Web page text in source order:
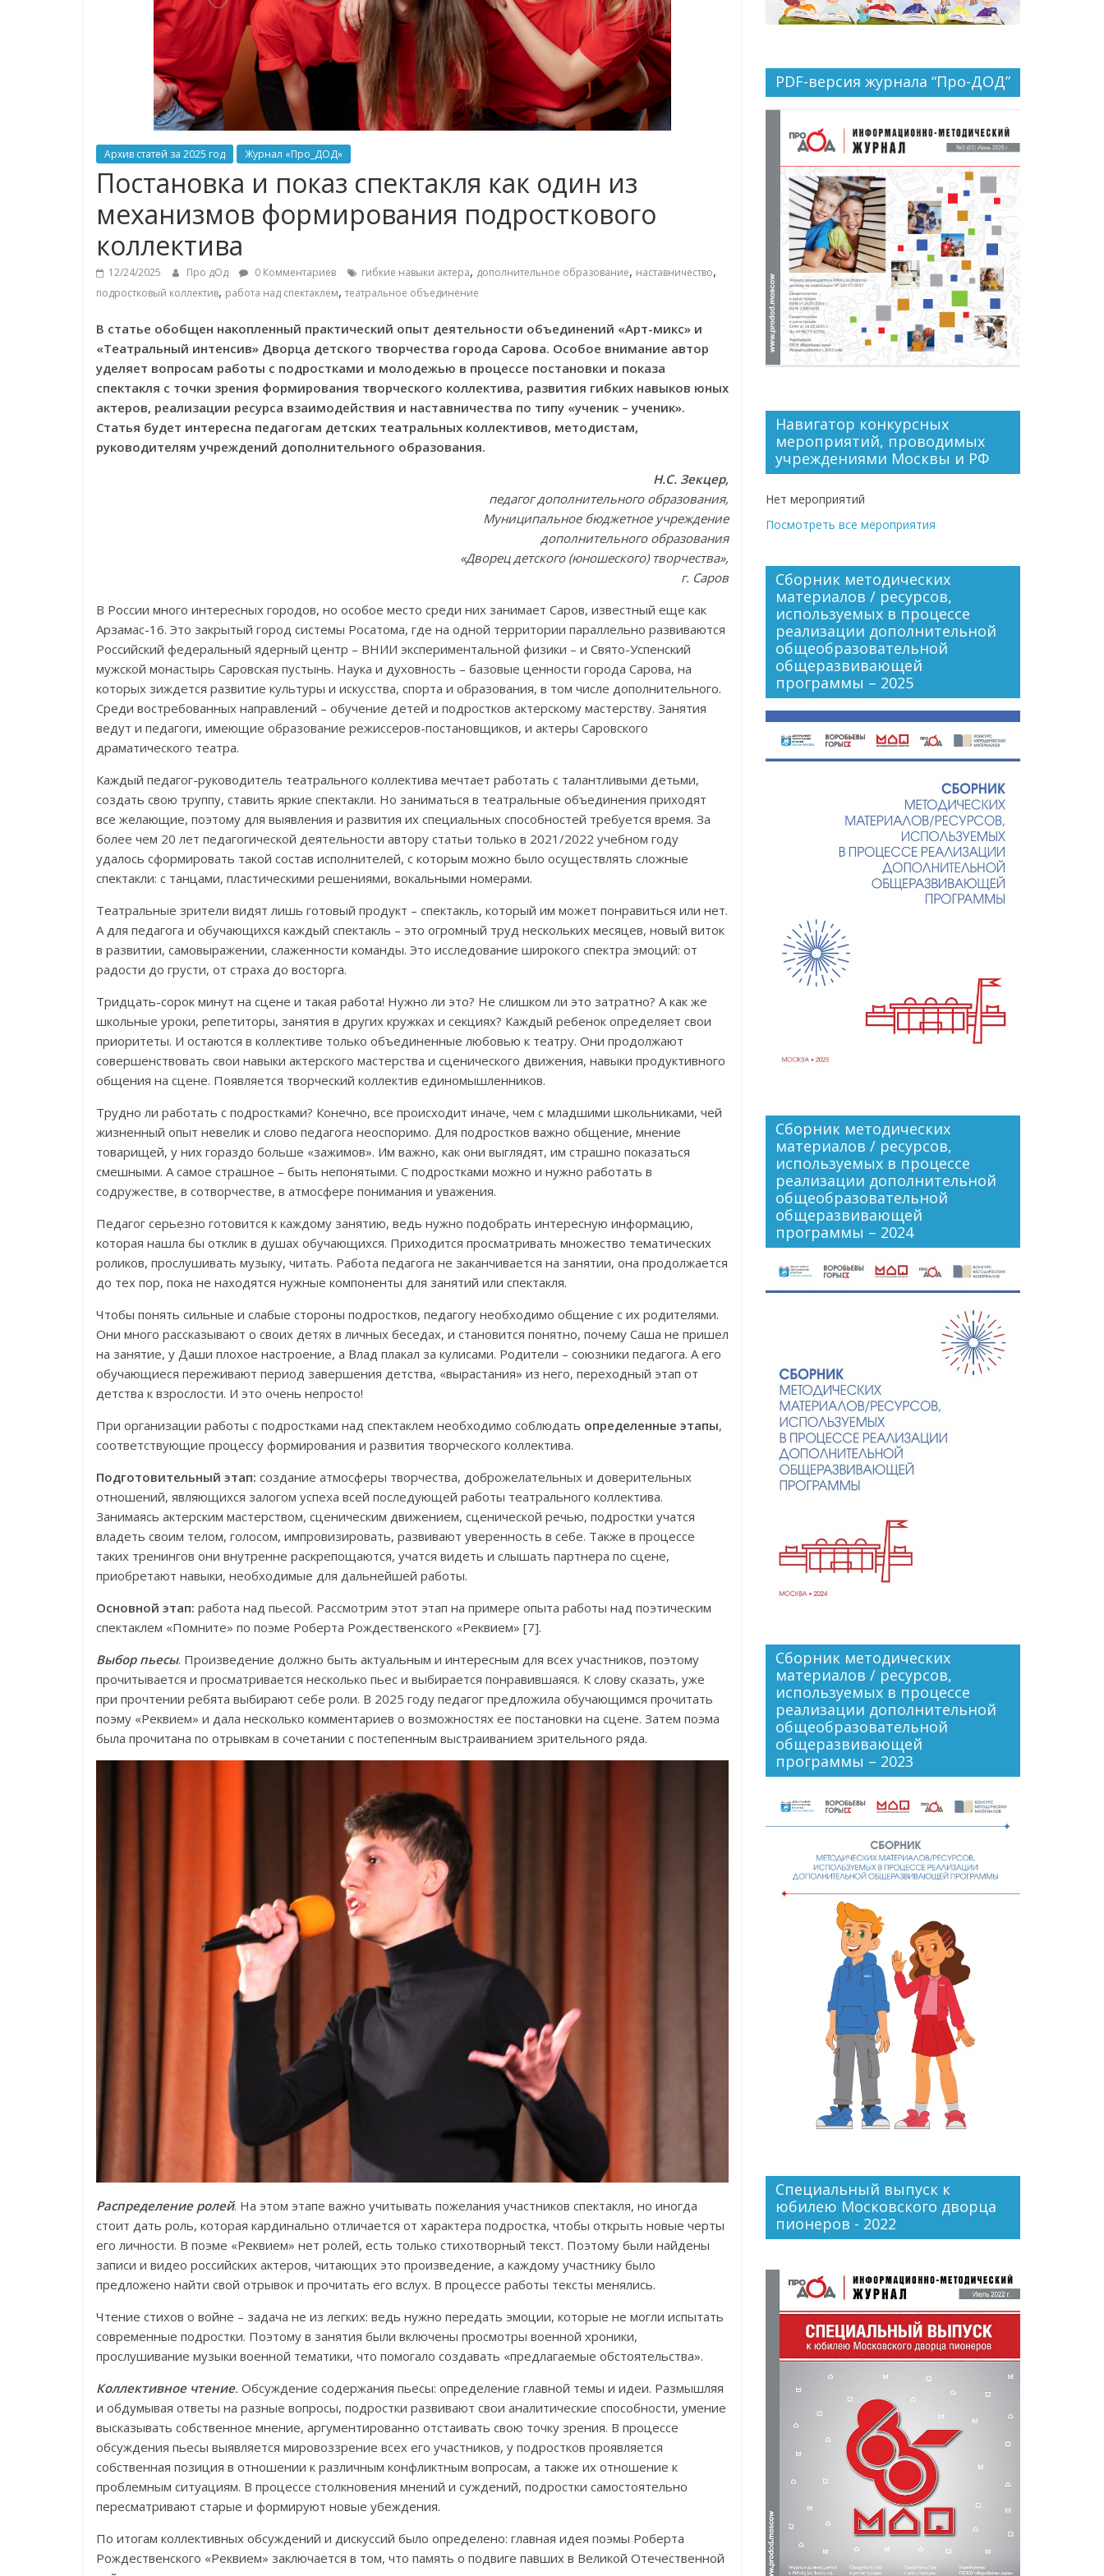
Архив статей за 2025 год Журнал «Про_ДОД»
Постановка и показ спектакля как один из
механизмов формирования подросткового
коллектива
12/24/2025 Про дОд 0 Комментариев гибкие навыки актера, дополнительное образование, наставничество,
подростковый коллектив, работа над спектаклем, театральное объединение
В статье обобщен накопленный практический опыт деятельности объединений «Арт-микс» и
«Театральный интенсив» Дворца детского творчества города Сарова. Особое внимание автор
уделяет вопросам работы с подростками и молодежью в процессе постановки и показа
спектакля с точки зрения формирования творческого коллектива, развития гибких навыков юных
актеров, реализации ресурса взаимодействия и наставничества по типу «ученик – ученик».
Статья будет интересна педагогам детских театральных коллективов, методистам,
руководителям учреждений дополнительного образования.
Н.С. Зекцер,
педагог дополнительного образования,
Муниципальное бюджетное учреждение
дополнительного образования
«Дворец детского (юношеского) творчества»,
г. Саров
В России много интересных городов, но особое место среди них занимает Саров, известный еще как
Арзамас-16. Это закрытый город системы Росатома, где на одной территории параллельно развиваются
Российский федеральный ядерный центр – ВНИИ экспериментальной физики – и Свято-Успенский
мужской монастырь Саровская пустынь. Наука и духовность – базовые ценности города Сарова, на
которых зиждется развитие культуры и искусства, спорта и образования, в том числе дополнительного.
Среди востребованных направлений – обучение детей и подростков актерскому мастерству. Занятия
ведут и педагоги, имеющие образование режиссеров-постановщиков, и актеры Саровского
драматического театра.
Каждый педагог-руководитель театрального коллектива мечтает работать с талантливыми детьми,
создать свою труппу, ставить яркие спектакли. Но заниматься в театральные объединения приходят
все желающие, поэтому для выявления и развития их специальных способностей требуется время. За
более чем 20 лет педагогической деятельности автору статьи только в 2021/2022 учебном году
удалось сформировать такой состав исполнителей, с которым можно было осуществлять сложные
спектакли: с танцами, пластическими решениями, вокальными номерами.
Театральные зрители видят лишь готовый продукт – спектакль, который им может понравиться или нет.
А для педагога и обучающихся каждый спектакль – это огромный труд нескольких месяцев, новый виток
в развитии, самовыражении, слаженности команды. Это исследование широкого спектра эмоций: от
радости до грусти, от страха до восторга.
Тридцать-сорок минут на сцене и такая работа! Нужно ли это? Не слишком ли это затратно? А как же
школьные уроки, репетиторы, занятия в других кружках и секциях? Каждый ребенок определяет свои
приоритеты. И остаются в коллективе только объединенные любовью к театру. Они продолжают
совершенствовать свои навыки актерского мастерства и сценического движения, навыки продуктивного
общения на сцене. Появляется творческий коллектив единомышленников.
Трудно ли работать с подростками? Конечно, все происходит иначе, чем с младшими школьниками, чей
жизненный опыт невелик и слово педагога неоспоримо. Для подростков важно общение, мнение
товарищей, у них гораздо больше «зажимов». Им важно, как они выглядят, им страшно показаться
смешными. А самое страшное – быть непонятыми. С подростками можно и нужно работать в
содружестве, в сотворчестве, в атмосфере понимания и уважения.
Педагог серьезно готовится к каждому занятию, ведь нужно подобрать интересную информацию,
которая нашла бы отклик в душах обучающихся. Приходится просматривать множество тематических
роликов, прослушивать музыку, читать. Работа педагога не заканчивается на занятии, она продолжается
до тех пор, пока не находятся нужные компоненты для занятий или спектакля.
Чтобы понять сильные и слабые стороны подростков, педагогу необходимо общение с их родителями.
Они много рассказывают о своих детях в личных беседах, и становится понятно, почему Саша не пришел
на занятие, у Даши плохое настроение, а Влад плакал за кулисами. Родители – союзники педагога. А его
обучающиеся переживают период завершения детства, «вырастания» из него, переходный этап от
детства к взрослости. И это очень непросто!
При организации работы с подростками над спектаклем необходимо соблюдать определенные этапы,
соответствующие процессу формирования и развития творческого коллектива.
Подготовительный этап: создание атмосферы творчества, доброжелательных и доверительных
отношений, являющихся залогом успеха всей последующей работы театрального коллектива.
Занимаясь актерским мастерством, сценическим движением, сценической речью, подростки учатся
владеть своим телом, голосом, импровизировать, развивают уверенность в себе. Также в процессе
таких тренингов они внутренне раскрепощаются, учатся видеть и слышать партнера по сцене,
приобретают навыки, необходимые для дальнейшей работы.
Основной этап: работа над пьесой. Рассмотрим этот этап на примере опыта работы над поэтическим
спектаклем «Помните» по поэме Роберта Рождественского «Реквием» [7].
Выбор пьесы. Произведение должно быть актуальным и интересным для всех участников, поэтому
прочитывается и просматривается несколько пьес и выбирается понравившаяся. К слову сказать, уже
при прочтении ребята выбирают себе роли. В 2025 году педагог предложила обучающимся прочитать
поэму «Реквием» и дала несколько комментариев о возможностях ее постановки на сцене. Затем поэма
была прочитана по отрывкам в сочетании с постепенным выстраиванием зрительного ряда.
Распределение ролей. На этом этапе важно учитывать пожелания участников спектакля, но иногда
стоит дать роль, которая кардинально отличается от характера подростка, чтобы открыть новые черты
его личности. В поэме «Реквием» нет ролей, есть только стихотворный текст. Поэтому были найдены
записи и видео российских актеров, читающих это произведение, а каждому участнику было
предложено найти свой отрывок и прочитать его вслух. В процессе работы тексты менялись.
Чтение стихов о войне – задача не из легких: ведь нужно передать эмоции, которые не могли испытать
современные подростки. Поэтому в занятия были включены просмотры военной хроники,
прослушивание музыки военной тематики, что помогало создавать «предлагаемые обстоятельства».
Коллективное чтение. Обсуждение содержания пьесы: определение главной темы и идеи. Размышляя
и обдумывая ответы на разные вопросы, подростки развивают свои аналитические способности, умение
высказывать собственное мнение, аргументированно отстаивать свою точку зрения. В процессе
обсуждения пьесы выявляется мировоззрение всех его участников, у подростков проявляется
собственная позиция в отношении к различным конфликтным вопросам, а также их отношение к
проблемным ситуациям. В процессе столкновения мнений и суждений, подростки самостоятельно
пересматривают старые и формируют новые убеждения.
По итогам коллективных обсуждений и дискуссий было определено: главная идея поэмы Роберта
Рождественского «Реквием» заключается в том, что память о подвиге павших в Великой Отечественной
PDF-версия журнала “Про-ДОД”
Навигатор конкурсных
мероприятий, проводимых
учреждениями Москвы и РФ
Нет мероприятий
Посмотреть все мероприятия
Сборник методических
материалов / ресурсов,
используемых в процессе
реализации дополнительной
общеобразовательной
общеразвивающей
программы – 2025
Сборник методических
материалов / ресурсов,
используемых в процессе
реализации дополнительной
общеобразовательной
общеразвивающей
программы – 2024
Сборник методических
материалов / ресурсов,
используемых в процессе
реализации дополнительной
общеобразовательной
общеразвивающей
программы – 2023
Специальный выпуск к
юбилею Московского дворца
пионеров - 2022